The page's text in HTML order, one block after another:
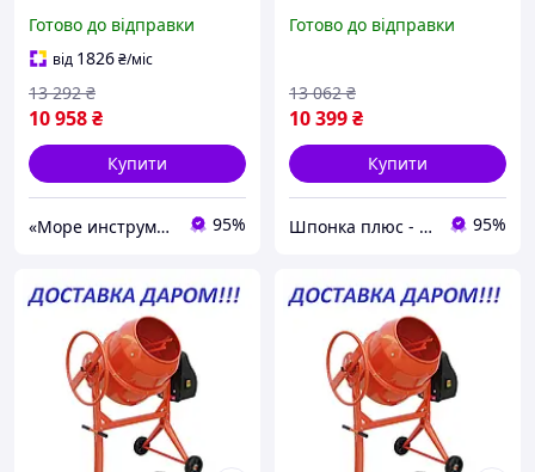
Готово до відправки
від 1826₴/міс
10 958₴
13 292 ₴
Купити
«Море инструментов» 95%
Готово до відправки
10 399₴
13 062 ₴
Купити
Шпонка плюс - інтернет гіпермаркет 95%